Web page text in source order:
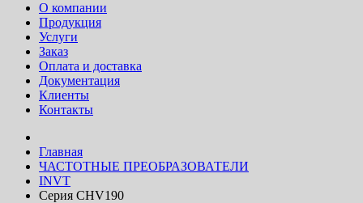
О компании
Продукция
Услуги
Заказ
Оплата и доставка
Документация
Клиенты
Контакты
Главная
ЧАСТОТНЫЕ ПРЕОБРАЗОВАТЕЛИ
INVT
Серия CHV190